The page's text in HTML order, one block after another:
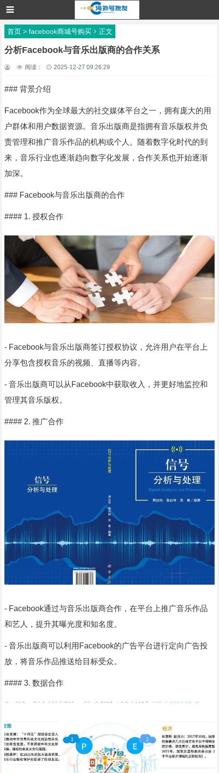
首页> facebook商城号购买 正文
分析Facebook与音乐出版商的合作关系
阅读： 2025-12-27 09:26:29
### 背景介绍
Facebook作为全球最大的社交媒体平台之一，拥有庞大的用
户群体和用户数据资源。音乐出版商是指拥有音乐版权并负
责管理和推广音乐作品的机构或个人。随着数字化时代的到
来，音乐行业也逐渐趋向数字化发展，合作关系也开始逐渐
加深。
### Facebook与音乐出版商的合作
#### 1. 授权合作
- Facebook与音乐出版商签订授权协议，允许用户在平台上
分享包含授权音乐的视频、直播等内容。
- 音乐出版商可以从Facebook中获取收入，并更好地监控和
管理其音乐版权。
#### 2. 推广合作
- Facebook通过与音乐出版商合作，在平台上推广音乐作品
和艺人，提升其曝光度和知名度。
- 音乐出版商可以利用Facebook的广告平台进行定向广告投
放，将音乐作品推送给目标受众。
#### 3. 数据合作